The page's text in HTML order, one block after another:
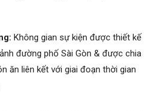
Không gian sự kiện được thiết kế
đường phố Sài Gòn & được chia
ăn liên kết với giai đoạn thời gian